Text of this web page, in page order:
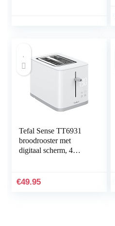
Tefal Sense TT6931
broodrooster met
digitaal scherm, 4
stop/opwarmen/ontdooi
€49.95